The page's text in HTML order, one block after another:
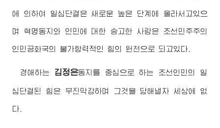
에 의하여 일심단결은 새로운 높은 단계에 올라서고있으
며 혁명동지와 인민에 대한 숭고한 사랑은 조선민주주의
인민공화국의 불가항력적인 힘의 원천으로 되고있다.
경애하는 김정은동지 를 중심으로 하는 조선인민의 일
심단결된 힘은 무진막강하며 그것을 당해낼자 세상에 없
다.